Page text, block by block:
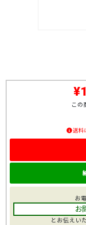
この
送料
お
お
とお伝えい